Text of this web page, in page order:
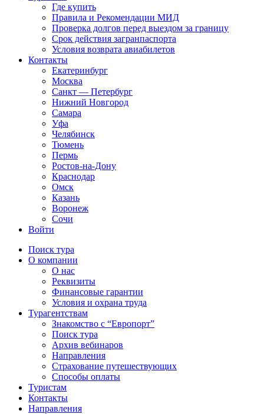
Где купить
Правила и Рекомендации МИД
Проверка долгов перед выездом за границу
Срок действия загранпаспорта
Условия возврата авиабилетов
Контакты
Екатеринбург
Москва
Санкт — Петербург
Нижний Новгород
Самара
Уфа
Челябинск
Тюмень
Пермь
Ростов-на-Дону
Краснодар
Омск
Казань
Воронеж
Сочи
Войти
Поиск тура
О компании
О нас
Реквизиты
Финансовые гарантии
Условия и охрана труда
Турагентствам
Знакомство с “Европорт”
Поиск тура
Архив вебинаров
Направления
Страхование путешествующих
Способы оплаты
Туристам
Контакты
Направления